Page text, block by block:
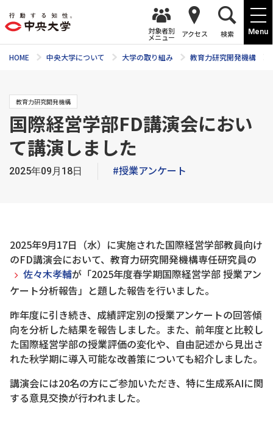
Menu
対象者別
メニュー アクセス 検索
HOME 中央大学について 大学の取り組み 教育力研究開発機構
教育力研究開発機構
国際経営学部FD講演会におい
て講演しました
2025年09月18日 #授業アンケート
2025年9月17日（水）に実施された国際経営学部教員向け
のFD講演会において、教育力研究開発機構専任研究員の
佐々木孝輔が「2025年度春学期国際経営学部 授業アン
ケート分析報告」と題した報告を行いました。
昨年度に引き続き、成績評定別の授業アンケートの回答傾
向を分析した結果を報告しました。また、前年度と比較し
た国際経営学部の授業評価の変化や、自由記述から見出さ
れた秋学期に導入可能な改善策についても紹介しました。
講演会には20名の方にご参加いただき、特に生成系AIに関
する意見交換が行われました。